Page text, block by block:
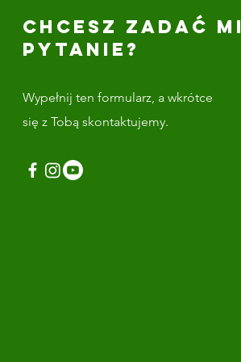
CHCESZ ZADAĆ MI
PYTANIE?
Wypełnij ten formularz, a wkrótce
się z Tobą skontaktujemy.